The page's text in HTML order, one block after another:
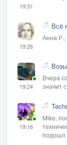
19:31
19:26
Всё
Анна Р.,
19:24
Вчера
значит
19:16
Mike,
подошл